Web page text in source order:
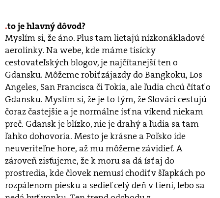
to je hlavný dôvod?
Myslím si, že áno. Plus tam lietajú nízkonákladové
aerolinky. Na webe, kde máme tisícky
cestovateľských blogov, je najčítanejší ten o
Gdansku. Môžeme robiť zájazdy do Bangkoku, Los
Angeles, San Francisca či Tokia, ale ľudia chcú čítať o
Gdansku. Myslím si, že je to tým, že Slováci cestujú
čoraz častejšie a je normálne ísť na víkend niekam
preč. Gdansk je blízko, nie je drahý a ľudia sa tam
ľahko dohovoria. Mesto je krásne a Poľsko ide
neuveriteľne hore, až mu môžeme závidieť. A
zároveň zisťujeme, že k moru sa dá ísť aj do
prostredia, kde človek nemusí chodiť v šľapkách po
rozpálenom piesku a sedieť celý deň v tieni, lebo sa